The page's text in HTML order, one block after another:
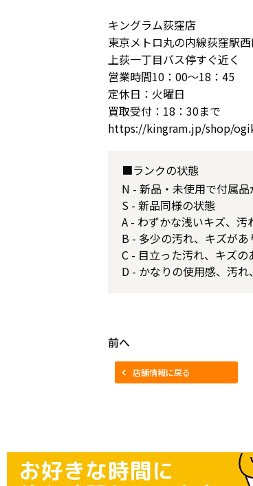
キングラム荻窪店
東京メトロ丸の内線荻窪駅
上荻一丁目バス停すぐ近く
営業時間10：00～18：45
定休日：火曜日
買取受付：18：30まで
https://kingram.jp/shop/
■ランクの状態
N - 新品・未使用で付属
S - 新品同様の状態
A - わずかな浅いキズ、
B - 多少の汚れ、キズが
C - 目立った汚れ、キズの
D - かなりの使用感、汚
前へ
店舗情報に戻る